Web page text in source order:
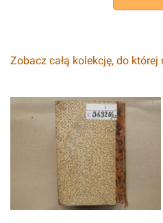
Zobacz całą kolekcję, do